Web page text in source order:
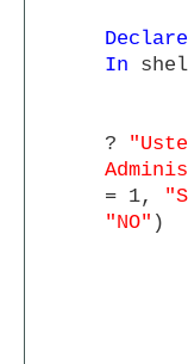
In
?
= 1,
"NO" )